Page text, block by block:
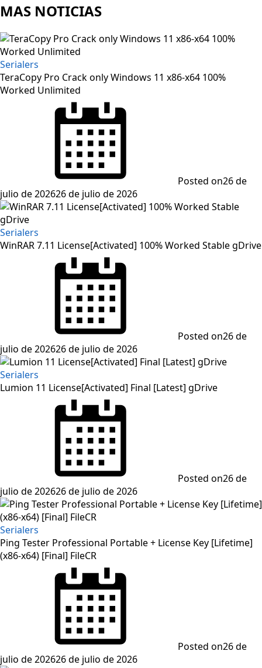
MAS NOTICIAS
Serialers
TeraCopy Pro Crack only Windows 11 x86-x64 100%
Worked Unlimited
Posted on26 de
julio de 202626 de julio de 2026
Serialers
WinRAR 7.11 License[Activated] 100% Worked Stable gDrive
Posted on26 de
julio de 202626 de julio de 2026
Serialers
Lumion 11 License[Activated] Final [Latest] gDrive
Posted on26 de
julio de 202626 de julio de 2026
Serialers
Ping Tester Professional Portable + License Key [Lifetime]
(x86-x64) [Final] FileCR
Posted on26 de
julio de 202626 de julio de 2026